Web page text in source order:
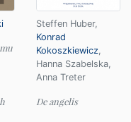
Steffen Huber,
Konrad
Kokoszkiewicz,
Hanna Szabelska,
Anna Treter
De angelis